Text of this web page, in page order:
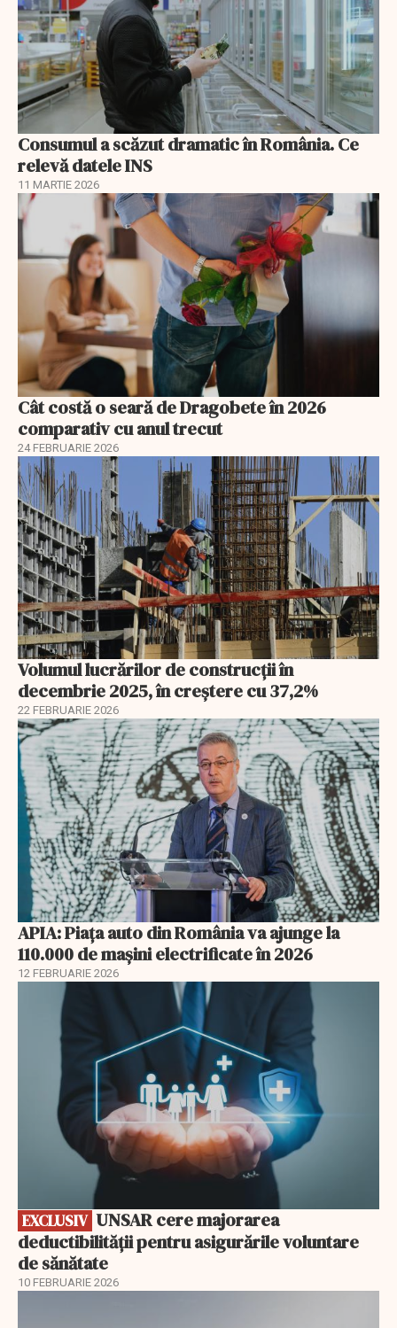
Consumul a scăzut dramatic în România. Ce
relevă datele INS
11 MARTIE 2026
Cât costă o seară de Dragobete în 2026
comparativ cu anul trecut
24 FEBRUARIE 2026
Volumul lucrărilor de construcții în
decembrie 2025, în creștere cu 37,2%
22 FEBRUARIE 2026
APIA: Piața auto din România va ajunge la
110.000 de mașini electrificate în 2026
12 FEBRUARIE 2026
EXCLUSIV
EXCLUSIV
deductibilității pentru asigurările voluntare
de sănătate
10 FEBRUARIE 2026